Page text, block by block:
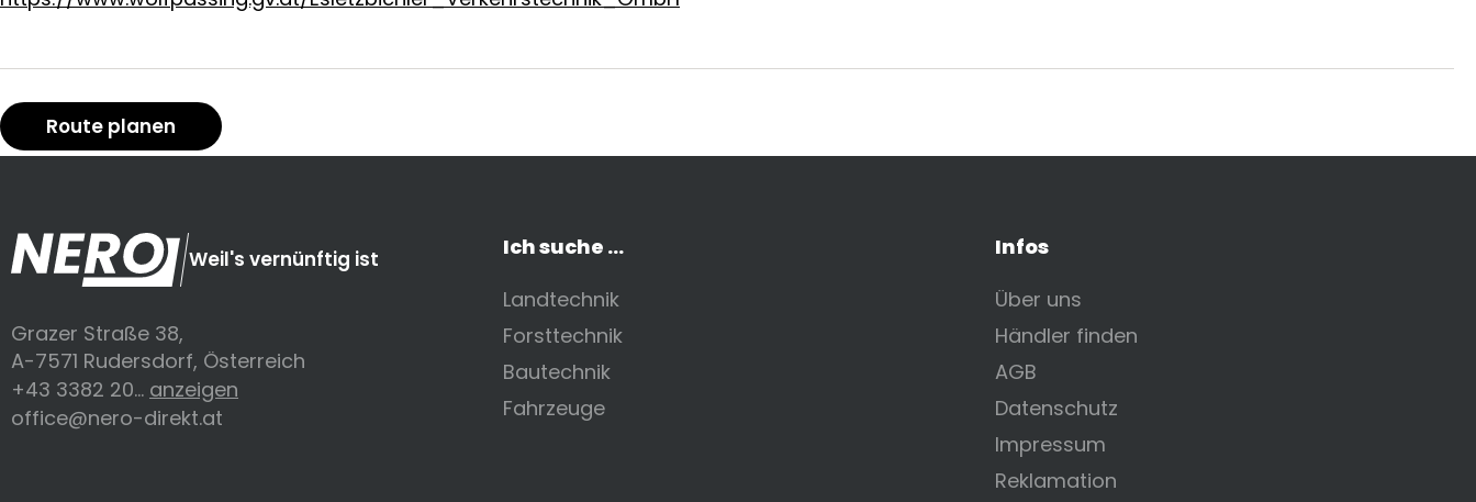
Route planen
Weil's vernünftig ist
Grazer Straße 38,
A-7571 Rudersdorf, Österreich
+43 3382 20... anzeigen
office@nero-direkt.at
Ich suche ...
Landtechnik
Forsttechnik
Bautechnik
Fahrzeuge
Infos
Über uns
Händler finden
AGB
Datenschutz
Impressum
Reklamation